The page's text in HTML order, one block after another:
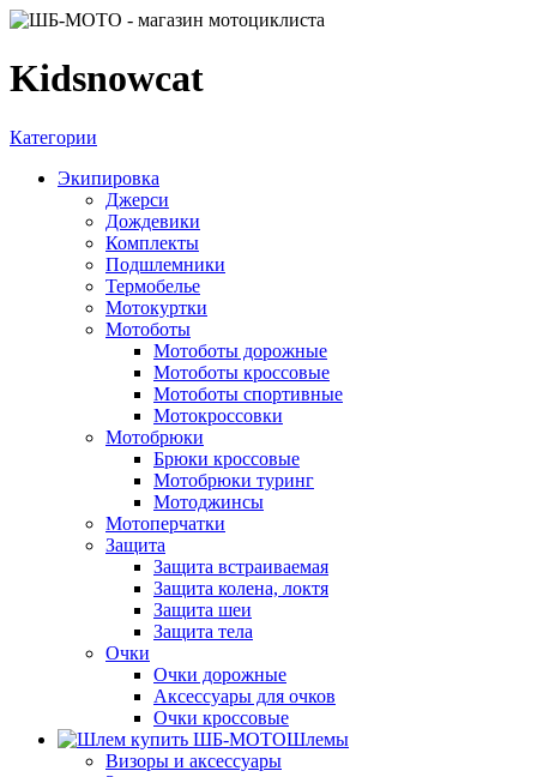
Kidsnowcat
Категории
Экипировка
Джерси
Дождевики
Комплекты
Подшлемники
Термобелье
Мотокуртки
Мотоботы
Мотоботы дорожные
Мотоботы кроссовые
Мотоботы спортивные
Мотокроссовки
Мотобрюки
Брюки кроссовые
Мотобрюки туринг
Мотоджинсы
Мотоперчатки
Защита
Защита встраиваемая
Защита колена, локтя
Защита шеи
Защита тела
Очки
Очки дорожные
Аксессуары для очков
Очки кроссовые
Шлемы
Визоры и аксессуары